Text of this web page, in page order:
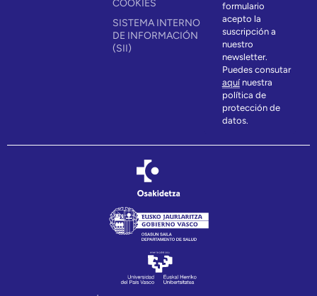
COOKIES
SISTEMA INTERNO
DE INFORMACIÓN
(SII)
formulario
acepto la
suscripción a
nuestro
newsletter.
Puedes consutar
aquínuestra
política de
protección de
datos.